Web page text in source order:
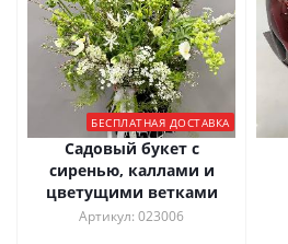
БЕСПЛАТНАЯ ДОСТАВКА
Садовый букет с
сиренью, каллами и
цветущими ветками
Артикул: 023006